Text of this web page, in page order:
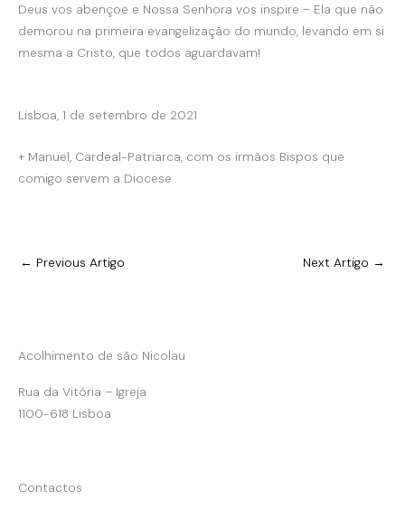
Deus vos abençoe e Nossa Senhora vos inspire – Ela que não
demorou na primeira evangelização do mundo, levando em si
mesma a Cristo, que todos aguardavam!
Lisboa, 1 de setembro de 2021
+ Manuel, Cardeal-Patriarca, com os irmãos Bispos que
comigo servem a Diocese
← Previous Artigo Next Artigo →
Acolhimento de são Nicolau
Rua da Vitória – Igreja
1100-618 Lisboa
Contactos